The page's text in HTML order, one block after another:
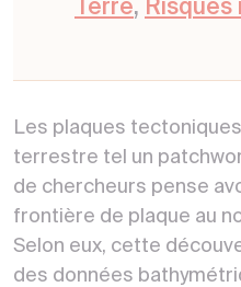
Terre, Risques
Les plaques
terrestre tel un
de chercheurs pense
frontière de plaque au
Selon eux, cette
des données